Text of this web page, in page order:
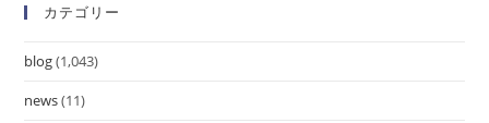
カテゴリー
blog(1,043)
news(11)